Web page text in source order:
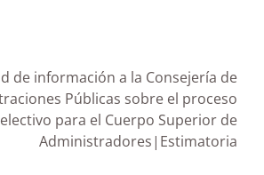
de información a la Consejería de
Públicas sobre el proceso
para el Cuerpo Superior de
Administradores|Estimatoria